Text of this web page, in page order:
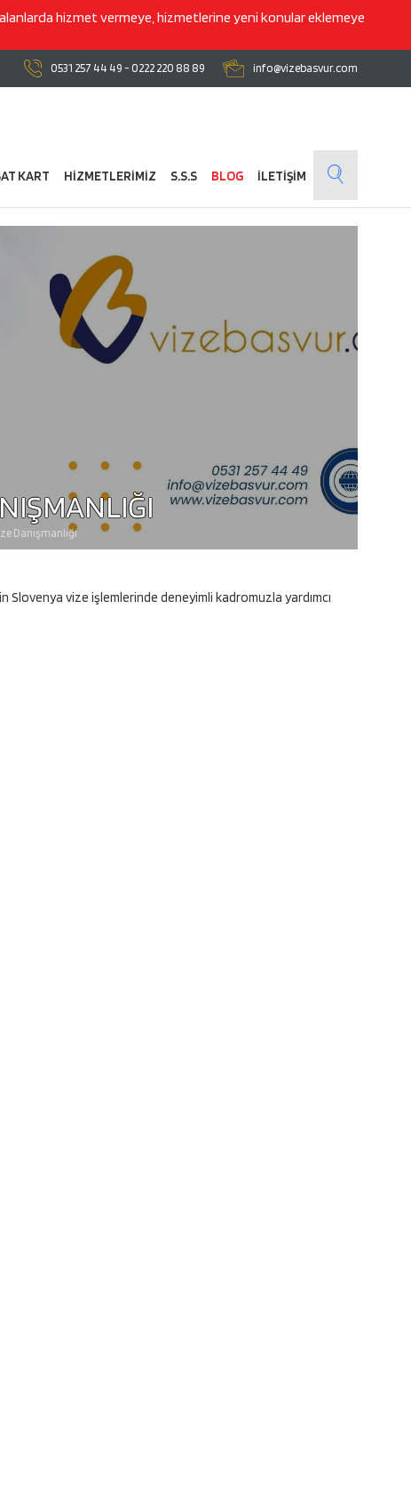
hizmet vermeye, hizmetlerine yeni konular eklemeye
info@vizebasvur.com
0531 257 44 49 - 0222 220 88 89
KART HİZMETLERİMİZ S.S.S BLOG İLETİŞİM
Danışmanlığı
Slovenya vize işlemlerinde deneyimli kadromuzla yardımcı